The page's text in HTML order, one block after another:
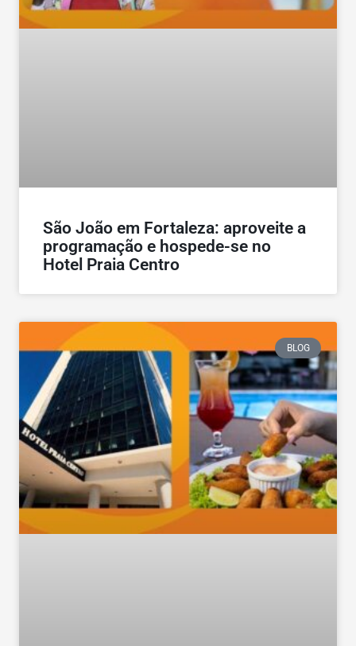
São João em Fortaleza: aproveite a
programação e hospede-se no
Hotel Praia Centro
BLOG